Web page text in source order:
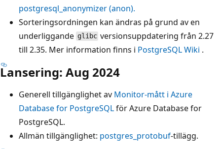
postgresql_anonymizer (anon).
Sorteringsordningen kan ändras på grund av en
underliggande glibc versionsuppdatering från 2.27
till 2.35. Mer information finns i PostgreSQL Wiki .
Lansering: Aug 2024
Generell tillgänglighet av Monitor-mått i Azure
Database for PostgreSQLför Azure Database for
PostgreSQL.
Allmän tillgänglighet: postgres_protobuf-tillägg.